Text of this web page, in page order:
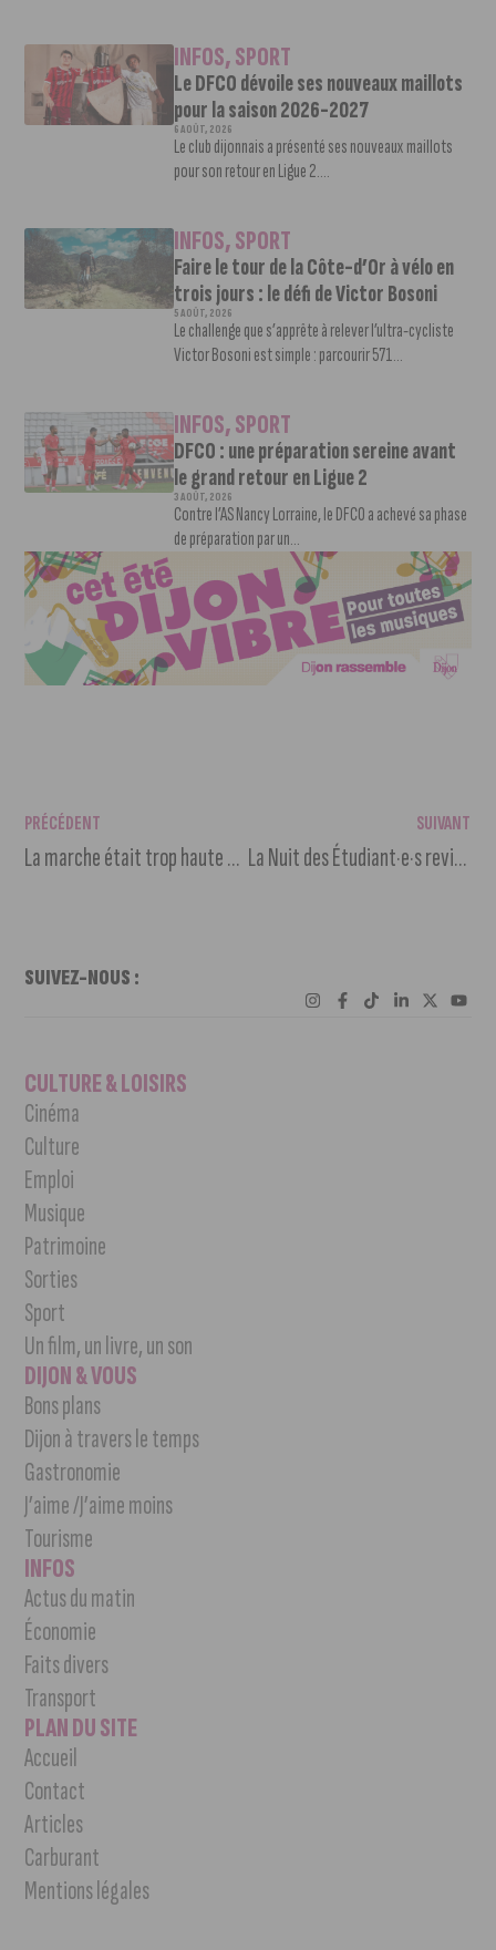
INFOS,SPORT
Le DFCO dévoile ses nouveaux maillots
pour la saison 2026-2027
6 AOÛT, 2026
Le club dijonnais a présenté ses nouveaux maillots
pour son retour en Ligue 2....
INFOS,SPORT
Faire le tour de la Côte-d’Or à vélo en
trois jours : le défi de Victor Bosoni
5 AOÛT, 2026
Le challenge que s’apprête à relever l’ultra-cycliste
Victor Bosoni est simple : parcourir 571...
INFOS,SPORT
DFCO : une préparation sereine avant
le grand retour en Ligue 2
3 AOÛT, 2026
Contre l’AS Nancy Lorraine, le DFCO a achevé sa phase
de préparation par un...
PRÉCÉDENT
La marche était trop haute pour le DFCO face à Lyon
SUIVANT
La Nuit des Étudiant·e·s revient au Consortium Museum
SUIVEZ-NOUS :
CULTURE & LOISIRS
Cinéma
Culture
Emploi
Musique
Patrimoine
Sorties
Sport
Un film, un livre, un son
DIJON & VOUS
Bons plans
Dijon à travers le temps
Gastronomie
J’aime /J’aime moins
Tourisme
INFOS
Actus du matin
Économie
Faits divers
Transport
PLAN DU SITE
Accueil
Contact
Articles
Carburant
Mentions légales